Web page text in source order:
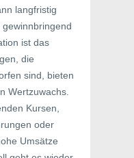
langfristig
ist das
die
sind, bieten
Wertzuwachs.
Kursen,
oder
Umsätze